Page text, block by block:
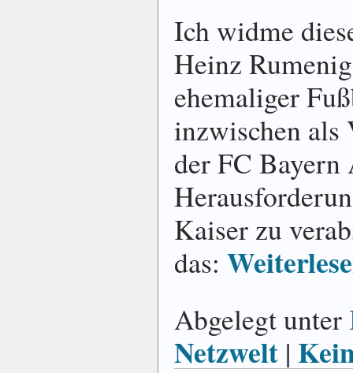
Ich widme
Heinz
ehemaliger
inzwischen als
der FC Bayern
Kaiser zu
das:
Abgelegt unter
Netzwelt |